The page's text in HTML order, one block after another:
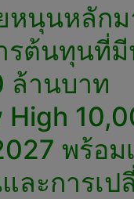
หนุนหลัก
รต้นทุนที่
ล้านบาท
High
พร้อม
ละการเป